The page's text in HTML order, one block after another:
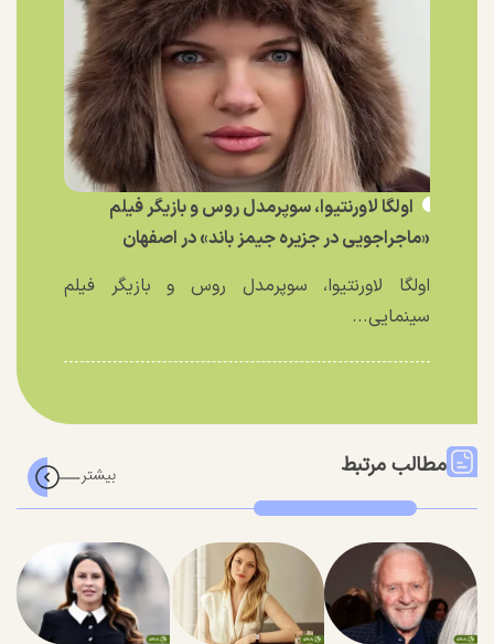
اولگا لاورنتیوا، سوپرمدل روس و بازیگر فیلم
«ماجراجویی در جزیره جیمز باند» در اصفهان
اولگا لاورنتیوا، سوپرمدل روس و بازیگر فیلم
سینمایی...
مطالب مرتبط